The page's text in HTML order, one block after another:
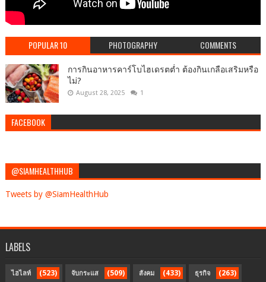
POPULAR 10 PHOTOGRAPHY COMMENTS
การกินอาหารคาร์โบไฮเดรตต่ำ ต้องกินเกลือเสริมหรือ
ไม่?
August 28, 2025 1
FACEBOOK
@SIAMHEALTHHUB
Tweets by @SiamHealthHub
LABELS
ไฮไลท์ (523) จับกระแส (509) สังคม (433) ธุรกิจ (263)